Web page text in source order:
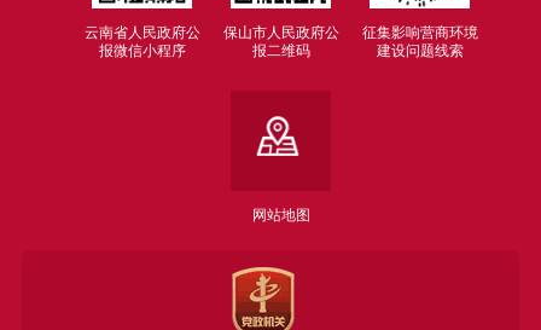
云南省人民政府公
报微信小程序
保山市人民政府公
报二维码
征集影响营商环境
建设问题线索
网站地图